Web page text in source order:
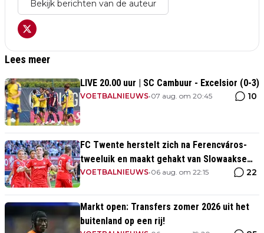
Bekijk berichten van de auteur
Lees meer
LIVE 20.00 uur | SC Cambuur - Excelsior (0-3)
VOETBALNIEUWS•07 aug. om 20:45 10
FC Twente herstelt zich na Ferencváros-
tweeluik en maakt gehakt van Slowaakse
opponent
VOETBALNIEUWS•06 aug. om 22:15 22
Markt open: Transfers zomer 2026 uit het
buitenland op een rij!